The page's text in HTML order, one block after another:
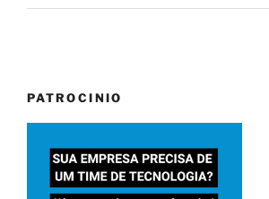
PATROCINIO